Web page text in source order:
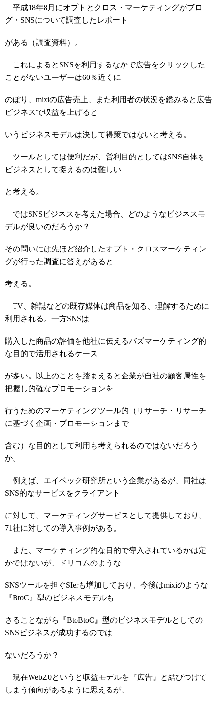
平成18年8月にオプトとクロス・マーケティングがブロ
グ・SNSについて調査したレポート
がある（調査資料）。
これによるとSNSを利用するなかで広告をクリックした
ことがないユーザーは60％近くに
のぼり、mixiの広告売上、また利用者の状況を鑑みると広告
ビジネスで収益を上げると
いうビジネスモデルは決して得策ではないと考える。
ツールとしては便利だが、営利目的としてはSNS自体を
ビジネスとして捉えるのは難しい
と考える。
ではSNSビジネスを考えた場合、どのようなビジネスモ
デルが良いのだろうか？
その問いには先ほど紹介したオプト・クロスマーケティン
グが行った調査に答えがあると
考える。
TV、雑誌などの既存媒体は商品を知る、理解するために
利用される。一方SNSは
購入した商品の評価を他社に伝えるバズマーケティング的
な目的で活用されるケース
が多い。以上のことを踏まえると企業が自社の顧客属性を
把握し的確なプロモーションを
行うためのマーケティングツール的（リサーチ・リサーチ
に基づく企画・プロモーションまで
含む）な目的として利用も考えられるのではないだろう
か。
例えば、 エイベック研究所という企業があるが、同社は
SNS的なサービスをクライアント
に対して、マーケティングサービスとして提供しており、
71社に対しての導入事例がある。
また、マーケティング的な目的で導入されているかは定
かではないが、ドリコムのような
SNSツールを担ぐSIerも増加しており、今後はmixiのような
『BtoC』型のビジネスモデルも
さることながら『BtoBtoC』型のビジネスモデルとしての
SNSビジネスが成功するのでは
ないだろうか？
現在Web2.0というと収益モデルを『広告』と結びつけて
しまう傾向があるように思えるが、